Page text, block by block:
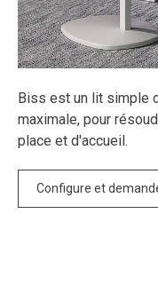
Biss est un lit simple
maximale, pour
place et d'accueil.
Configure et